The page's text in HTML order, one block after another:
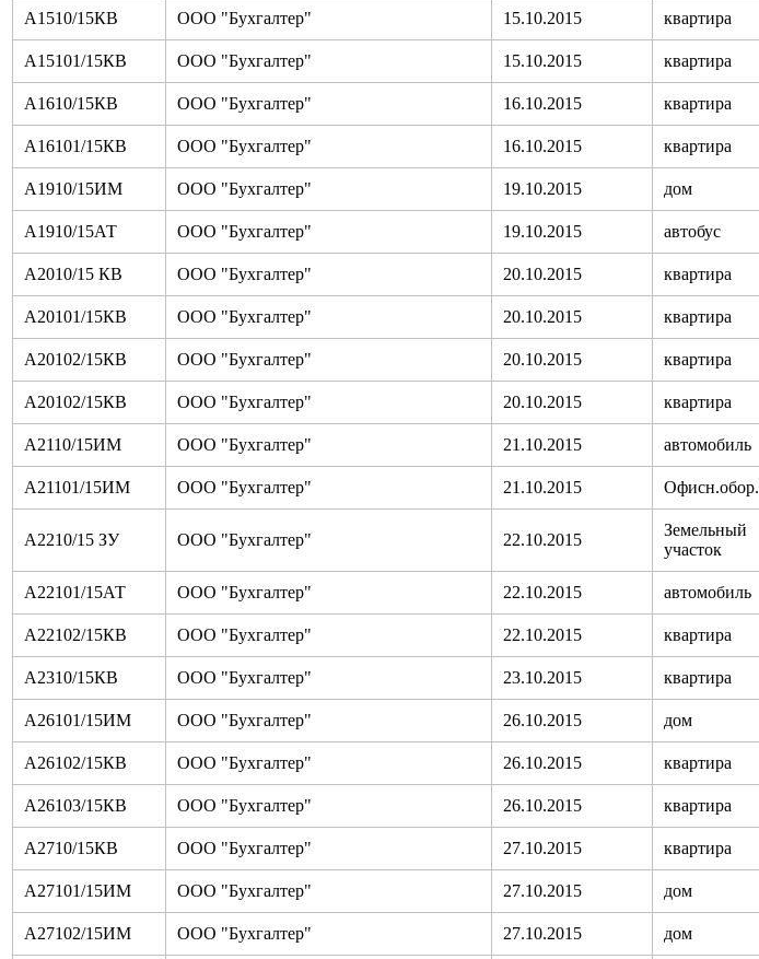
А1510/15КВ ООО "Бухгалтер" 15.10.2015 квартира
А15101/15КВ ООО "Бухгалтер" 15.10.2015 квартира
А1610/15КВ ООО "Бухгалтер" 16.10.2015 квартира
А16101/15КВ ООО "Бухгалтер" 16.10.2015 квартира
А1910/15ИМ ООО "Бухгалтер" 19.10.2015 дом
А1910/15АТ ООО "Бухгалтер" 19.10.2015 автобус
А2010/15 КВ ООО "Бухгалтер" 20.10.2015 квартира
А20101/15КВ ООО "Бухгалтер" 20.10.2015 квартира
А20102/15КВ ООО "Бухгалтер" 20.10.2015 квартира
А20102/15КВ ООО "Бухгалтер" 20.10.2015 квартира
А2110/15ИМ ООО "Бухгалтер" 21.10.2015 автомобиль
А21101/15ИМ ООО "Бухгалтер" 21.10.2015 Офисн.обор.
А2210/15 ЗУ ООО "Бухгалтер" 22.10.2015
Земельный
участок
А22101/15АТ ООО "Бухгалтер" 22.10.2015 автомобиль
А22102/15КВ ООО "Бухгалтер" 22.10.2015 квартира
А2310/15КВ ООО "Бухгалтер" 23.10.2015 квартира
А26101/15ИМ ООО "Бухгалтер" 26.10.2015 дом
А26102/15КВ ООО "Бухгалтер" 26.10.2015 квартира
А26103/15КВ ООО "Бухгалтер" 26.10.2015 квартира
А2710/15КВ ООО "Бухгалтер" 27.10.2015 квартира
А27101/15ИМ ООО "Бухгалтер" 27.10.2015 дом
А27102/15ИМ ООО "Бухгалтер" 27.10.2015 дом